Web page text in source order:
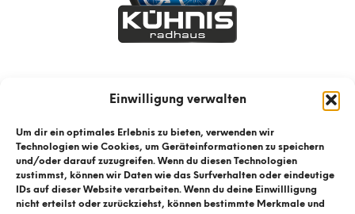
Einwilligung verwalten
Um dir ein optimales Erlebnis zu bieten, verwenden wir
Technologien wie Cookies, um Geräteinformationen zu speichern
und/oder darauf zuzugreifen. Wenn du diesen Technologien
zustimmst, können wir Daten wie das Surfverhalten oder eindeutige
IDs auf dieser Website verarbeiten. Wenn du deine Einwillligung
nicht erteilst oder zurückziehst, können bestimmte Merkmale und